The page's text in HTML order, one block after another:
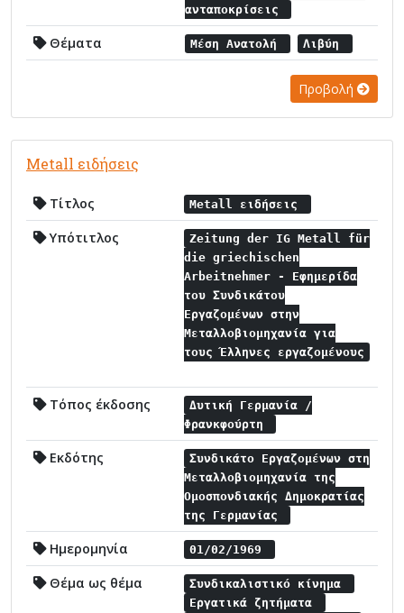
ανταποκρίσεις
Θέματα Μέση Ανατολή Λιβύη
Προβολή
Metall ειδήσεις
Τίτλος Metall ειδήσεις
Υπότιτλος
Zeitung der IG Metall für
die griechischen
Arbeitnehmer - Εφημερίδα
του Συνδικάτου
Εργαζομένων στην
Μεταλλοβιομηχανία για
τους Έλληνες εργαζομένους
Τόπος έκδοσης
Δυτική Γερμανία /
Φρανκφούρτη
Εκδότης
Συνδικάτο Εργαζομένων στη
Μεταλλοβιομηχανία της
Ομοσπονδιακής Δημοκρατίας
της Γερμανίας
Ημερομηνία 01/02/1969
Θέμα ως θέμα
Συνδικαλιστικό κίνημα
Εργατικά ζητήματα